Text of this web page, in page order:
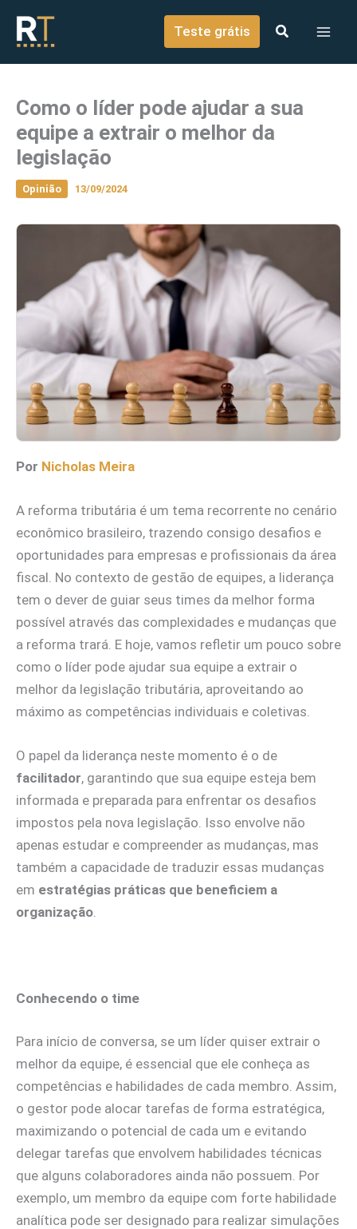
conteúdo
Teste grátis
Como o líder pode ajudar a sua
equipe a extrair o melhor da
legislação
Opinião 13/09/2024
Por Nicholas Meira
A reforma tributária é um tema recorrente no cenário
econômico brasileiro, trazendo consigo desafios e
oportunidades para empresas e profissionais da área
fiscal. No contexto de gestão de equipes, a liderança
tem o dever de guiar seus times da melhor forma
possível através das complexidades e mudanças que
a reforma trará. E hoje, vamos refletir um pouco sobre
como o líder pode ajudar sua equipe a extrair o
melhor da legislação tributária, aproveitando ao
máximo as competências individuais e coletivas.
O papel da liderança neste momento é o de
facilitador, garantindo que sua equipe esteja bem
informada e preparada para enfrentar os desafios
impostos pela nova legislação. Isso envolve não
apenas estudar e compreender as mudanças, mas
também a capacidade de traduzir essas mudanças
em estratégias práticas que beneficiem a
organização.
Conhecendo o time
Para início de conversa, se um líder quiser extrair o
melhor da equipe, é essencial que ele conheça as
competências e habilidades de cada membro. Assim,
o gestor pode alocar tarefas de forma estratégica,
maximizando o potencial de cada um e evitando
delegar tarefas que envolvem habilidades técnicas
que alguns colaboradores ainda não possuem. Por
exemplo, um membro da equipe com forte habilidade
analítica pode ser designado para realizar simulações